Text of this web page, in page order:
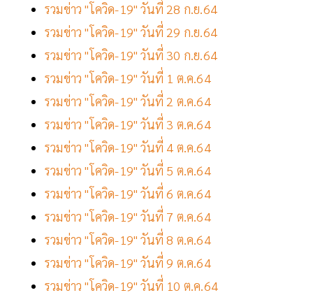
รวมข่าว "โควิด-19" วันที่ 28 ก.ย.64
รวมข่าว "โควิด-19" วันที่ 29 ก.ย.64
รวมข่าว "โควิด-19" วันที่ 30 ก.ย.64
รวมข่าว "โควิด-19" วันที่ 1 ต.ค.64
รวมข่าว "โควิด-19" วันที่ 2 ต.ค.64
รวมข่าว "โควิด-19" วันที่ 3 ต.ค.64
รวมข่าว "โควิด-19" วันที่ 4 ต.ค.64
รวมข่าว "โควิด-19" วันที่ 5 ต.ค.64
รวมข่าว "โควิด-19" วันที่ 6 ต.ค.64
รวมข่าว "โควิด-19" วันที่ 7 ต.ค.64
รวมข่าว "โควิด-19" วันที่ 8 ต.ค.64
รวมข่าว "โควิด-19" วันที่ 9 ต.ค.64
รวมข่าว "โควิด-19" วันที่ 10 ต.ค.64